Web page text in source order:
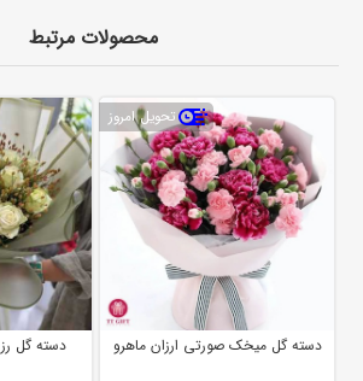
محصولات مرتبط
تحویل امروز
دسته گل میخک صورتی ارزان ماهرو دسته گل